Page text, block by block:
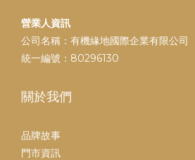
營業人資訊
公司名稱：有機緣地國際企業有限公司
統一編號：80296130
關於我們
品牌故事
門市資訊